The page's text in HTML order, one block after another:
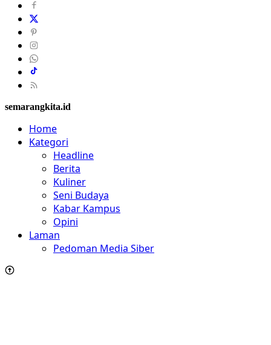
semarangkita.id
Home
Kategori
Headline
Berita
Kuliner
Seni Budaya
Kabar Kampus
Opini
Laman
Pedoman Media Siber